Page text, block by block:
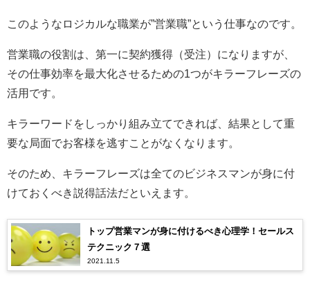
このようなロジカルな職業が”営業職”という仕事なのです。
営業職の役割は、第一に契約獲得（受注）になりますが、
その仕事効率を最大化させるための1つがキラーフレーズの
活用です。
キラーワードをしっかり組み立てできれば、結果として重
要な局面でお客様を逃すことがなくなります。
そのため、キラーフレーズは全てのビジネスマンが身に付
けておくべき説得話法だといえます。
トップ営業マンが身に付けるべき心理学！セールス
テクニック７選
2021.11.5